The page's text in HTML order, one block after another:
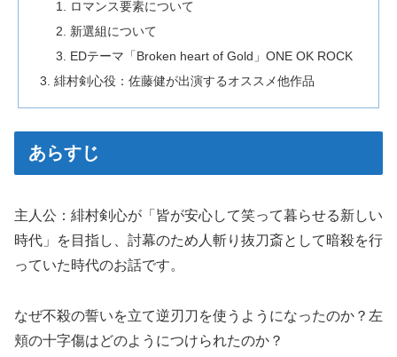
ロマンス要素について
新選組について
EDテーマ「Broken heart of Gold」ONE OK ROCK
緋村剣心役：佐藤健が出演するオススメ他作品
あらすじ
主人公：緋村剣心が「皆が安心して笑って暮らせる新しい
時代」を目指し、討幕のため人斬り抜刀斎として暗殺を行
っていた時代のお話です。
なぜ不殺の誓いを立て逆刃刀を使うようになったのか？左
頬の十字傷はどのようにつけられたのか？